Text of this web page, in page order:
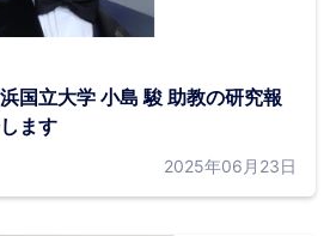
国立大学 小島 駿 助教の研究報
ます
2025年06月23日